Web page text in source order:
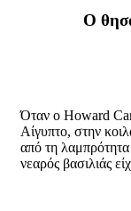
Ο
Όταν ο Howard
Αίγυπτο, στην
από τη λαμπρότητα
νεαρός βασιλιάς